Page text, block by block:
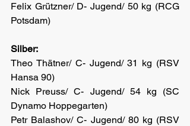
Felix Grützner/ D- Jugend/ 50 kg (RCG
Potsdam)
Silber:
Theo Thätner/ C- Jugend/ 31 kg (RSV
Hansa 90)
Nick Preuss/ C- Jugend/ 54 kg (SC
Dynamo Hoppegarten)
Petr Balashov/ C- Jugend/ 80 kg (RSV